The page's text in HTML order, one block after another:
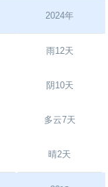
2024年
雨12天
阴10天
多云7天
晴2天